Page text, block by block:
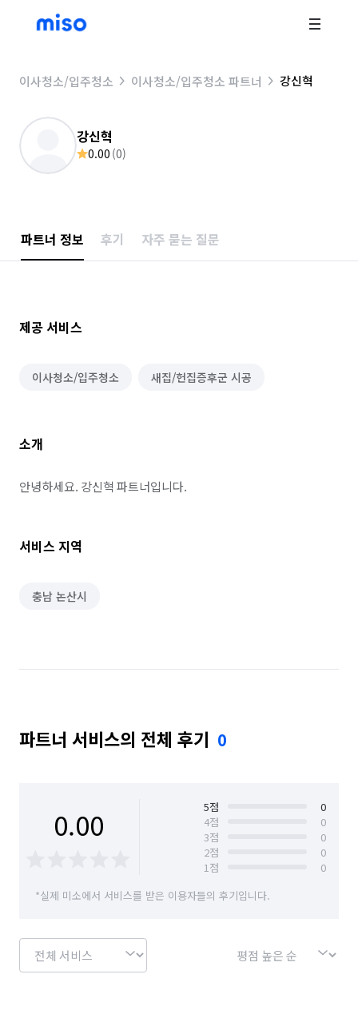
이사청소/입주청소 이사청소/입주청소 파트너 강신혁
강신혁
0.00 (0)
파트너 정보 후기 자주 묻는 질문
제공 서비스
이사청소/입주청소 새집/헌집증후군 시공
소개
안녕하세요. 강신혁 파트너입니다.
서비스 지역
충남 논산시
파트너 서비스의 전체 후기 0
0.00 5점
0
4점
0
3점
0
2점
0
1점
0
*실제 미소에서 서비스를 받은 이용자들의 후기입니다.